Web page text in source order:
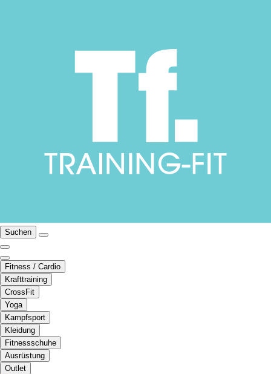
Suchen
Fitness / Cardio
Krafttraining
CrossFit
Yoga
Kampfsport
Kleidung
Fitnessschuhe
Ausrüstung
Outlet